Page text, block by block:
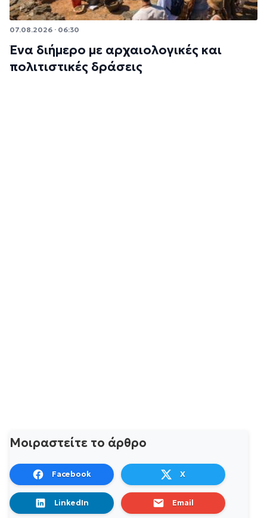
07.08.2026 · 06:30
Ένα διήμερο με αρχαιολογικές και
πολιτιστικές δράσεις
Μοιραστείτε το άρθρο
Facebook X
LinkedIn Email